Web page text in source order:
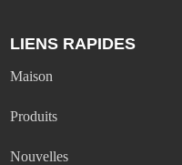
LIENS RAPIDES
Maison
Produits
Nouvelles